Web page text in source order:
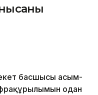
басшысы Қасым-
одан